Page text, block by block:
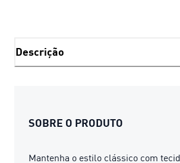
Descrição
SOBRE O PRODUTO
Mantenha o estilo clássico com